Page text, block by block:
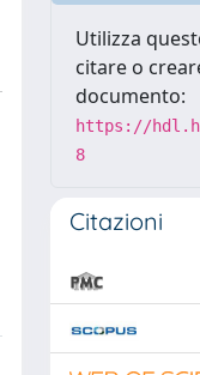
Utilizza
citare o
documento:
https://
8
Citazioni